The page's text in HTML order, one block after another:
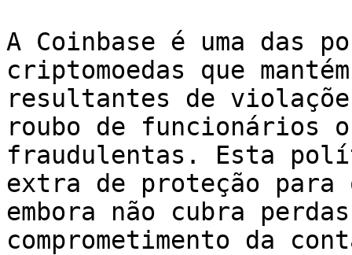
A Coinbase é uma das
criptomoedas que
resultantes de
roubo de funcionários
fraudulentas. Esta
extra de proteção
embora não cubra
comprometimento da